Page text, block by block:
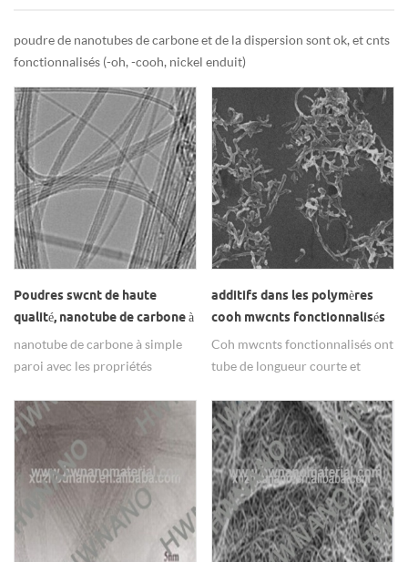
poudre de nanotubes de carbone et de la dispersion sont ok, et cnts
fonctionnalisés (-oh, -cooh, nickel enduit)
Poudres swcnt de haute
qualité, nanotube de carbone à
paroi unique pour matériaux
ferroélectriques utilisés
nanotube de carbone à simple
paroi avec les propriétés
stabilité chimique uniques qui
sont utilisées pour fabriquer les
dispositifs d'émission de champ,
etc.
additifs dans les polymères
cooh mwcnts fonctionnalisés
Coh mwcnts fonctionnalisés ont
tube de longueur courte et
dans les additifs de polymères.